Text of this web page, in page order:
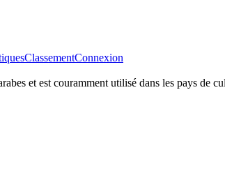
ClassementConnexion
et est couramment utilisé dans les pays de